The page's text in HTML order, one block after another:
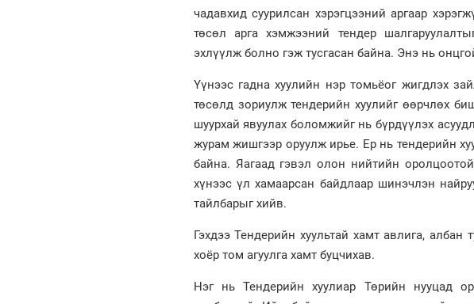
чадавхид суурилсан хэрэгцээний аргаар
төсөл арга хэмжээний тендер
эхлүүлж болно гэж тусгасан байна. Энэ нь
Үүнээс гадна хуулийн нэр томьёог жигдлэх
төсөлд зориулж тендерийн хуулийг өөрчлөх
шуурхай явуулах боломжийг нь бүрдүүлэх
журам жишгээр оруулж ирье. Ер нь тендерийн
байна. Яагаад гэвэл олон нийтийн
хүнээс үл хамаарсан байдлаар шинэчлэн
тайлбарыг хийв.
Гэхдээ Тендерийн хуультай хамт авлига,
хоёр том агуулга хамт буцчихав.
Нэг нь Тендерийн хуулиар Төрийн нууцад